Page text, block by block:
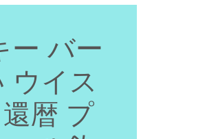
バー
ウイス
暦 プ